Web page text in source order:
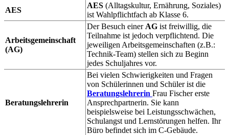
AES
AES (Alltagskultur, Ernährung, Soziales)
ist Wahlpflichtfach ab Klasse 6.
Arbeitsgemeinschaft
(AG)
Der Besuch einer AG ist freiwillig, die
Teilnahme ist jedoch verpflichtend. Die
jeweiligen Arbeitsgemeinschaften (z.B.:
Technik-Team) stellen sich zu Beginn
jedes Schuljahres vor.
Beratungslehrerin
Bei vielen Schwierigkeiten und Fragen
von Schülerinnen und Schüler ist die
Beratungslehrerin Frau Fischer erste
Ansprechpartnerin. Sie kann
beispielsweise bei Leistungsschwächen,
Schulangst und Lernstörungen helfen. Ihr
Büro befindet sich im C-Gebäude.